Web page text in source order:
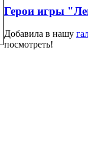
Герои игры
Добавила в нашу
посмотреть!